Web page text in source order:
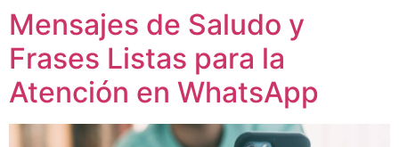
Mensajes de Saludo y
Frases Listas para la
Atención en WhatsApp